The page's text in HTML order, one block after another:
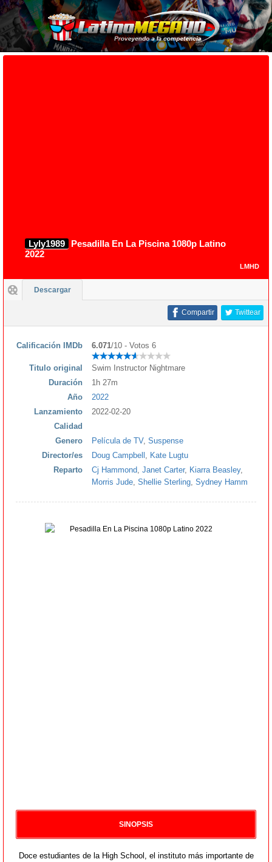
Lyly1989
Pesadilla En La Piscina 1080p Latino
2022
LMHD
Descargar
Twittear
Compartir
Calificación IMDb 6.071/10 - Votos 6
Titulo original
Swim Instructor Nightmare
Duración
1h 27m
Año
2022
Lanzamiento
2022-02-20
Calidad
Genero
Película de TV, Suspense
Director/es
Doug Campbell
Kate Lugtu
Reparto
Cj Hammond Janet Carter, Kiarra Beasley,
Morris Jude Shellie Sterling Sydney Hamm
SINOPSIS
Doce estudiantes de la High School, el instituto más importante de